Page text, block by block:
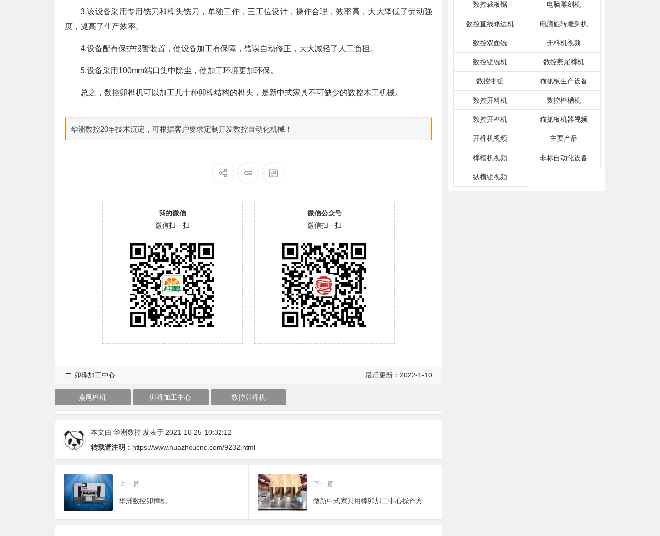
3.该设备采用专用铣刀和榫头铣刀，单独工作，三工位设计，操作合理，效率高，大大降低了劳动强
度，提高了生产效率。
4.设备配有保护报警装置，使设备加工有保障，错误自动修正，大大减轻了人工负担。
5.设备采用100mm端口集中除尘，使加工环境更加环保。
总之，数控卯榫机可以加工几十种卯榫结构的榫头，是新中式家具不可缺少的数控木工机械。
华洲数控20年技术沉淀，可根据客户要求定制开发数控自动化机械！
我的微信
微信扫一扫
微信公众号
微信扫一扫
卯榫加工中心 最后更新：2022-1-10
燕尾榫机 卯榫加工中心 数控卯榫机
本文由 华洲数控 发表于 2021-10-25 10:32:12
转载请注明： https://www.huazhoucnc.com/9232.html
上一篇
华洲数控卯榫机
下一篇
做新中式家具用榫卯加工中心操作方便吗
数控裁板锯 电脑雕刻机
数控直线修边机 电脑旋转雕刻机
数控双面铣 开料机视频
数控锯铣机 数控燕尾榫机
数控带锯 猫抓板生产设备
数控开料机 数控榫槽机
数控开榫机 猫抓板机器视频
开榫机视频 主要产品
榫槽机视频 非标自动化设备
纵横锯视频